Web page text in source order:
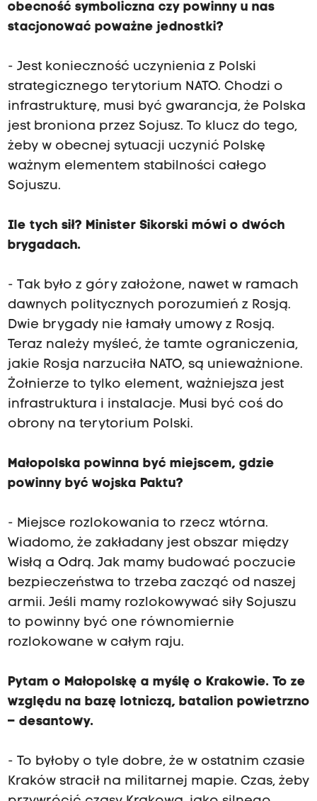
obecność symboliczna czy powinny u nas
stacjonować poważne jednostki?
- Jest konieczność uczynienia z Polski
strategicznego terytorium NATO. Chodzi o
infrastrukturę, musi być gwarancja, że Polska
jest broniona przez Sojusz. To klucz do tego,
żeby w obecnej sytuacji uczynić Polskę
ważnym elementem stabilności całego
Sojuszu.
Ile tych sił? Minister Sikorski mówi o dwóch
brygadach.
- Tak było z góry założone, nawet w ramach
dawnych politycznych porozumień z Rosją.
Dwie brygady nie łamały umowy z Rosją.
Teraz należy myśleć, że tamte ograniczenia,
jakie Rosja narzuciła NATO, są unieważnione.
Żołnierze to tylko element, ważniejsza jest
infrastruktura i instalacje. Musi być coś do
obrony na terytorium Polski.
Małopolska powinna być miejscem, gdzie
powinny być wojska Paktu?
- Miejsce rozlokowania to rzecz wtórna.
Wiadomo, że zakładany jest obszar między
Wisłą a Odrą. Jak mamy budować poczucie
bezpieczeństwa to trzeba zacząć od naszej
armii. Jeśli mamy rozlokowywać siły Sojuszu
to powinny być one równomiernie
rozlokowane w całym raju.
Pytam o Małopolskę a myślę o Krakowie. To ze
względu na bazę lotniczą, batalion powietrzno
– desantowy.
- To byłoby o tyle dobre, że w ostatnim czasie
Kraków stracił na militarnej mapie. Czas, żeby